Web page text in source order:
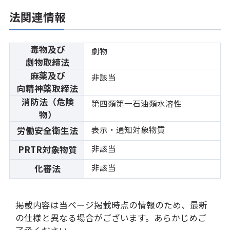
法関連情報
毒物及び
劇物取締法
劇物
麻薬及び
向精神薬取締法
非該当
消防法（危険
物）
第四類第一石油類水溶性
労働安全衛生法 表示・通知対象物質
PRTR対象物質 非該当
化審法 非該当
掲載内容は当ページ掲載時点の情報のため、最新
の仕様と異なる場合がございます。あらかじめご